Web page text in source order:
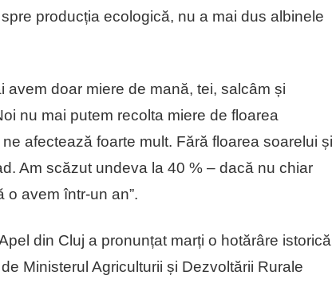
producția ecologică, nu a mai dus albinele
avem doar miere de mană, tei, salcâm și
nu mai putem recolta miere de floarea
afectează foarte mult. Fără floarea soarelui și
Am scăzut undeva la 40 % – dacă nu chiar
o avem într-un an”.
din Cluj a pronunțat marți o hotărâre istorică
Ministerul Agriculturii și Dezvoltării Rurale